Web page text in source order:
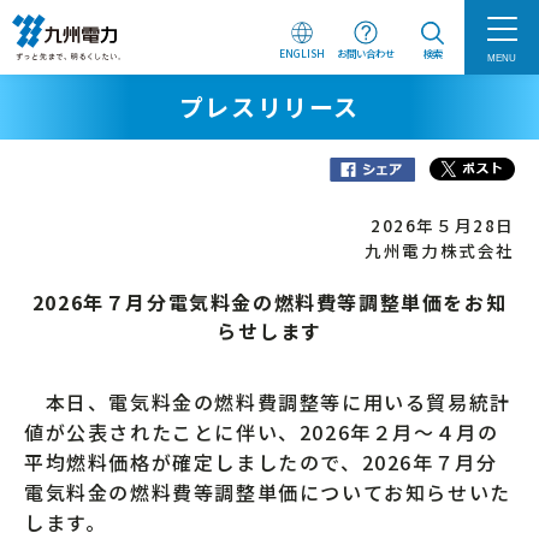
ENGLISH お問い合わせ 検索 MENU
プレスリリース
2026年５月28日
九州電力株式会社
2026年７月分電気料金の燃料費等調整単価をお知
らせします
本日、電気料金の燃料費調整等に用いる貿易統計
値が公表されたことに伴い、2026年２月～４月の
平均燃料価格が確定しましたので、2026年７月分
電気料金の燃料費等調整単価についてお知らせいた
します。